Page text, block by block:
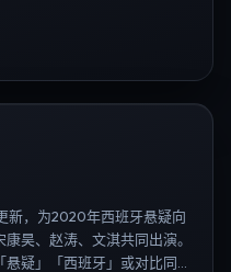
日剧高清等长尾词。
新，为2020年西班牙悬疑向
昊、赵涛、文淇共同出演。
疑」「西班牙」或对比同期